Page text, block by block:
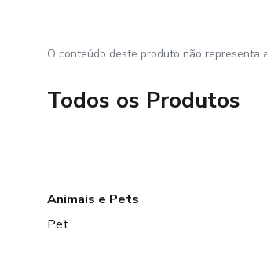
O conteúdo deste produto não representa
Todos os Produtos
Animais e Pets
Pet